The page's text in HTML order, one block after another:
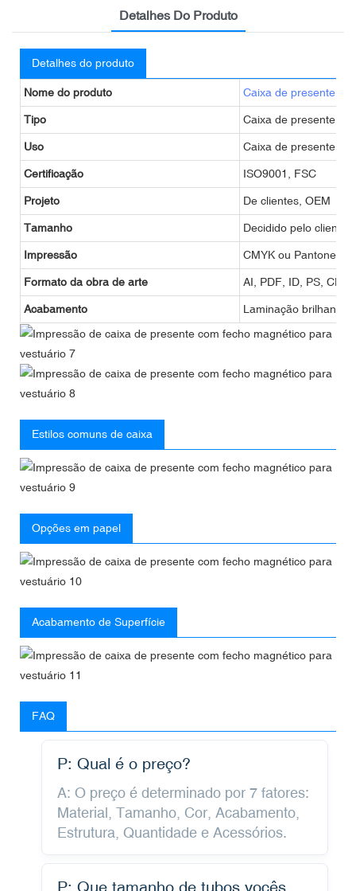
Detalhes Do Produto
Detalhes do produto
Nome do produto Caixa de presente
Tipo Caixa de presente ou
Uso Caixa de presente,
Certificação ISO9001, FSC
Projeto De clientes, OEM
Tamanho Decidido pelo cliente
Impressão CMYK ou Pantone
Formato da obra de arte AI, PDF, ID, PS, CDR
Acabamento Laminação brilhante
Estilos comuns de caixa
Opções em papel
Acabamento de Superfície
FAQ
P: Qual é o preço?
A: O preço é determinado por 7 fatores:
Material, Tamanho, Cor, Acabamento,
Estrutura, Quantidade e Acessórios.
P: Que tamanho de tubos vocês